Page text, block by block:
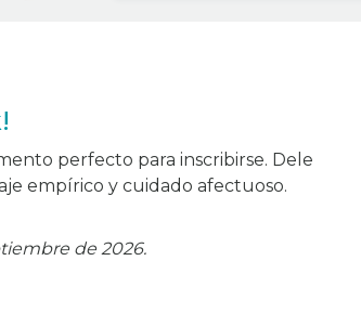
perfecto para inscribirse. Dele
empírico y cuidado afectuoso.
de 2026.